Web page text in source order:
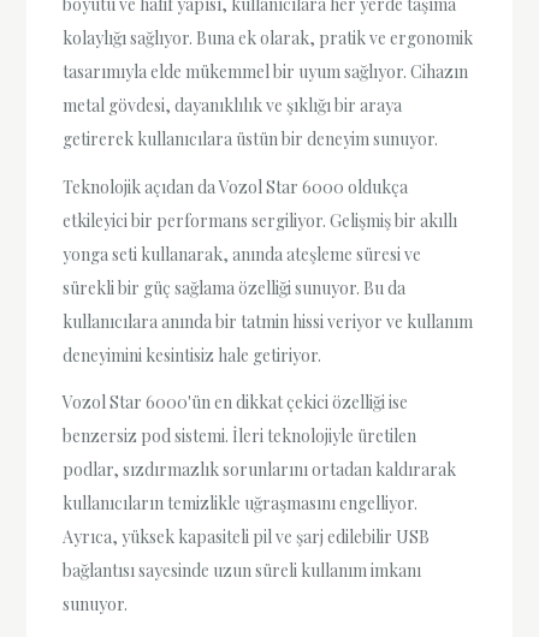
boyutu ve hafif yapısı, kullanıcılara her yerde taşıma
kolaylığı sağlıyor. Buna ek olarak, pratik ve ergonomik
tasarımıyla elde mükemmel bir uyum sağlıyor. Cihazın
metal gövdesi, dayanıklılık ve şıklığı bir araya
getirerek kullanıcılara üstün bir deneyim sunuyor.
Teknolojik açıdan da Vozol Star 6000 oldukça
etkileyici bir performans sergiliyor. Gelişmiş bir akıllı
yonga seti kullanarak, anında ateşleme süresi ve
sürekli bir güç sağlama özelliği sunuyor. Bu da
kullanıcılara anında bir tatmin hissi veriyor ve kullanım
deneyimini kesintisiz hale getiriyor.
Vozol Star 6000'ün en dikkat çekici özelliği ise
benzersiz pod sistemi. İleri teknolojiyle üretilen
podlar, sızdırmazlık sorunlarını ortadan kaldırarak
kullanıcıların temizlikle uğraşmasını engelliyor.
Ayrıca, yüksek kapasiteli pil ve şarj edilebilir USB
bağlantısı sayesinde uzun süreli kullanım imkanı
sunuyor.